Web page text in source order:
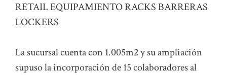
La sucursal cuenta con 1.005m2 y su ampliación
supuso la incorporación de 15 colaboradores al